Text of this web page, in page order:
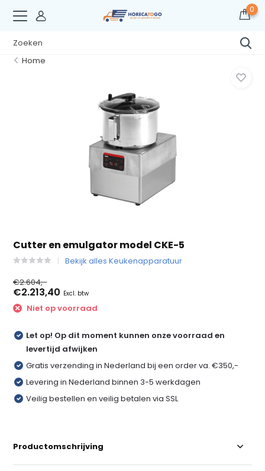
0
Home
Cutter en emulgator model CKE-5
Bekijk alles Keukenapparatuur
€2.604,-
€2.213,40 Excl. btw
Niet op voorraad
Let op! Op dit moment kunnen onze voorraad en
levertijd afwijken
Gratis verzending in Nederland bij een order va. €350,-
Levering in Nederland binnen 3-5 werkdagen
Veilig bestellen en veilig betalen via SSL
Productomschrijving